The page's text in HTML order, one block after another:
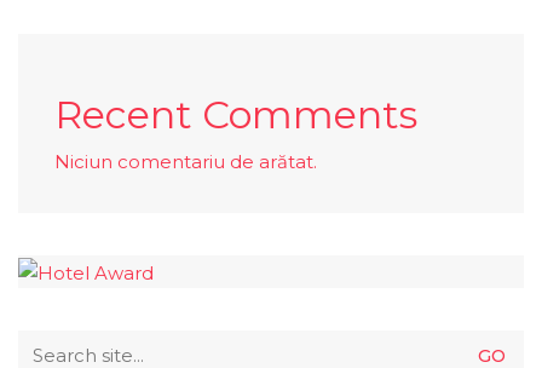
Recent Comments
Niciun comentariu de arătat.
Search